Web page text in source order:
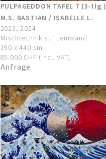
PULPAGEDDON TAFEL 7 (3-tlg.)
M.S. BASTIAN / ISABELLE L.
2023, 2024
Mischtechnik auf Leinwand
190 x 440 cm
85.000 CHF (incl. VAT)
Anfrage